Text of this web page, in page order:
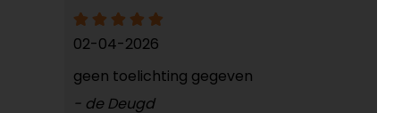
02-04-2026
geen toelichting gegeven
- de Deugd